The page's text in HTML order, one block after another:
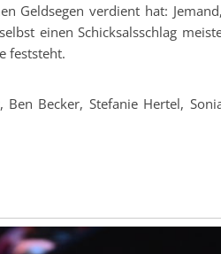
Geldsegen verdient hat:
einen Schicksalsschlag
feststeht.
Becker, Stefanie Hertel,